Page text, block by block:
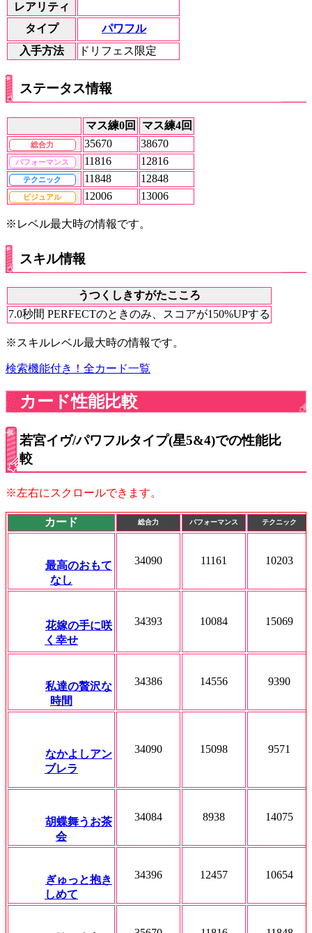
レアリティ
タイプ
パワフル
入手方法
ドリフェス限定
ステータス情報
マス練0回 マス練4回
総合力 35670 38670
パフォーマンス 11816 12816
テクニック 11848 12848
ビジュアル 12006 13006
※レベル最大時の情報です。
スキル情報
うつくしきすがたこころ
7.0秒間 PERFECTのときのみ、スコアが150%UPする
※スキルレベル最大時の情報です。
検索機能付き！全カード一覧
カード性能比較
若宮イヴ/パワフルタイプ(星5&4)での性能比
較
※左右にスクロールできます。
カード 総合力 パフォーマンス テクニック
最高のおもて
なし
34090 11161 10203
花嫁の手に咲
く幸せ
34393 10084 15069
私達の贅沢な
時間
34386 14556 9390
なかよしアン
ブレラ
34090 15098 9571
胡蝶舞うお茶
会
34084 8938 14075
ぎゅっと抱き
しめて
34396 12457 10654